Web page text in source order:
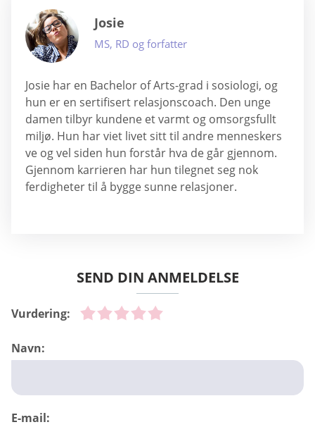
Josie
MS, RD og forfatter
Josie har en Bachelor of Arts-grad i sosiologi, og
hun er en sertifisert relasjonscoach. Den unge
damen tilbyr kundene et varmt og omsorgsfullt
miljø. Hun har viet livet sitt til andre menneskers
ve og vel siden hun forstår hva de går gjennom.
Gjennom karrieren har hun tilegnet seg nok
ferdigheter til å bygge sunne relasjoner.
SEND DIN ANMELDELSE
Vurdering:
Navn:
E-mail: